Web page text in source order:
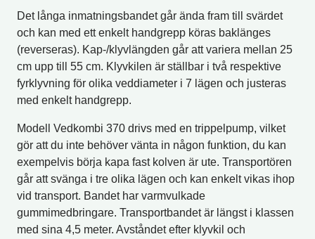
Det långa inmatningsbandet går ända fram till svärdet
och kan med ett enkelt handgrepp köras baklänges
(reverseras). Kap-/klyvlängden går att variera mellan 25
cm upp till 55 cm. Klyvkilen är ställbar i två respektive
fyrklyvning för olika veddiameter i 7 lägen och justeras
med enkelt handgrepp.
Modell Vedkombi 370 drivs med en trippelpump, vilket
gör att du inte behöver vänta in någon funktion, du kan
exempelvis börja kapa fast kolven är ute. Transportören
går att svänga i tre olika lägen och kan enkelt vikas ihop
vid transport. Bandet har varmvulkade
gummimedbringare. Transportbandet är längst i klassen
med sina 4,5 meter. Avståndet efter klyvkil och